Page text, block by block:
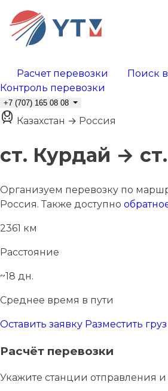
Расчет перевозки
Поиск
Контроль перевозки
+7 (707) 165 08 08
Казахстан → Россия
ст. Курдай →
Организуем перевозку по
Россия. Также доступно
2361 км
Расстояние
~18 дн.
Среднее время в пути
Оставить заявку Разместить груз
Расчёт перевозки
Укажите станции отправления